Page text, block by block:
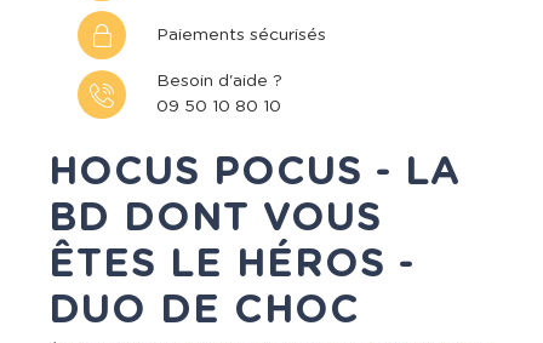
Paiements sécurisés
Besoin d'aide ?
09 50 10 80 10
HOCUS POCUS - LA
BD DONT VOUS
ÊTES LE HÉROS -
DUO DE CHOC